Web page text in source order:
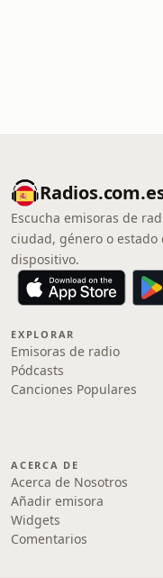
Escucha emisoras de
ciudad, género o
dispositivo.
EXPLORAR
Emisoras de radio
Pódcasts
Canciones Populares
ACERCA DE
Acerca de Nosotros
Añadir emisora
Widgets
Comentarios